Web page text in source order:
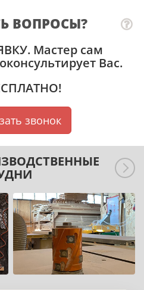
ВОПРОСЫ?
. Мастер сам
Вас.
звонок